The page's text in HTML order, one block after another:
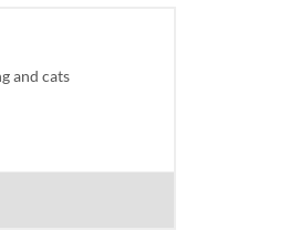
and cats